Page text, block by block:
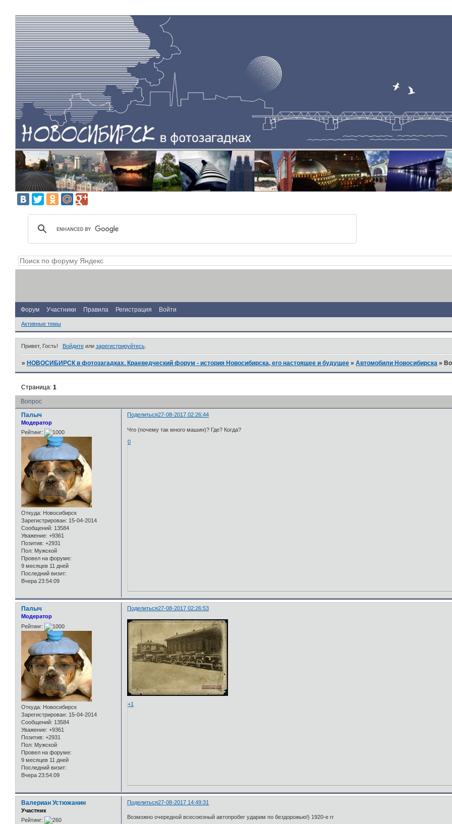
Форум Участники Правила Регистрация Войти
Активные темы
Привет, Гость! Войдитеили зарегистрируйтесь.
»НОВОСИБИРСК в фотозагадках. Краеведческий форум - история Новосибирска, его настоящее и будущее »Автомобили Новосибирска »
Вопрос
Страница:1
Поделиться27-08-2017 02:26:44
Палыч
Модератор
Рейтинг:
Откуда: Новосибирск
Зарегистрирован: 15-04-2014
Сообщений: 13584
Уважение: +9361
Позитив: +2931
Пол: Мужской
Провел на форуме:
9 месяцев 11 дней
Последний визит:
Вчера 23:54:09
Что (почему так много машин)? Где? Когда?
0
Поделиться27-08-2017 02:26:53
Палыч
Модератор
Рейтинг:
Откуда: Новосибирск
Зарегистрирован: 15-04-2014
Сообщений: 13584
Уважение: +9361
Позитив: +2931
Пол: Мужской
Провел на форуме:
9 месяцев 11 дней
Последний визит:
Вчера 23:54:09
+1
Поделиться27-08-2017 14:49:31
Валериан Устюжанин
Участник
Рейтинг:
Возможно очередной всесоюзный автопробег ударим по бездорожью!) 1920-е гг